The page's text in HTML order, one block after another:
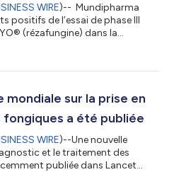
WIRE)-- Mundipharma
positifs de l’essai de phase III
(rézafungine) dans la
a annoncé aujourd’hui les
(acétate de
sur la prise en
a été publiée
WIRE)--Une nouvelle
et le traitement des
publiée dans Lancet